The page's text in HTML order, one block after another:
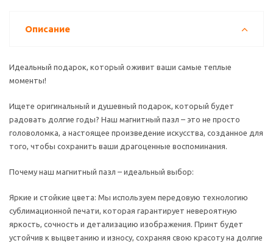
Описание
Идеальный подарок, который оживит ваши самые теплые
моменты!
Ищете оригинальный и душевный подарок, который будет
радовать долгие годы? Наш магнитный пазл – это не просто
головоломка, а настоящее произведение искусства, созданное для
того, чтобы сохранить ваши драгоценные воспоминания.
Почему наш магнитный пазл – идеальный выбор:
Яркие и стойкие цвета: Мы используем передовую технологию
сублимационной печати, которая гарантирует невероятную
яркость, сочность и детализацию изображения. Принт будет
устойчив к выцветанию и износу, сохраняя свою красоту на долгие